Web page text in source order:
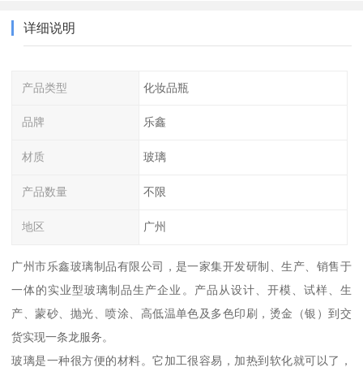
详细说明
产品类型 化妆品瓶
品牌 乐鑫
材质 玻璃
产品数量 不限
地区 广州
广州市乐鑫玻璃制品有限公司，是一家集开发研制、生产、销售于
一体的实业型玻璃制品生产企业。产品从设计、开模、试样、生
产、蒙砂、抛光、喷涂、高低温单色及多色印刷，烫金（银）到交
货实现一条龙服务。
玻璃是一种很方便的材料。它加工很容易，加热到软化就可以了，